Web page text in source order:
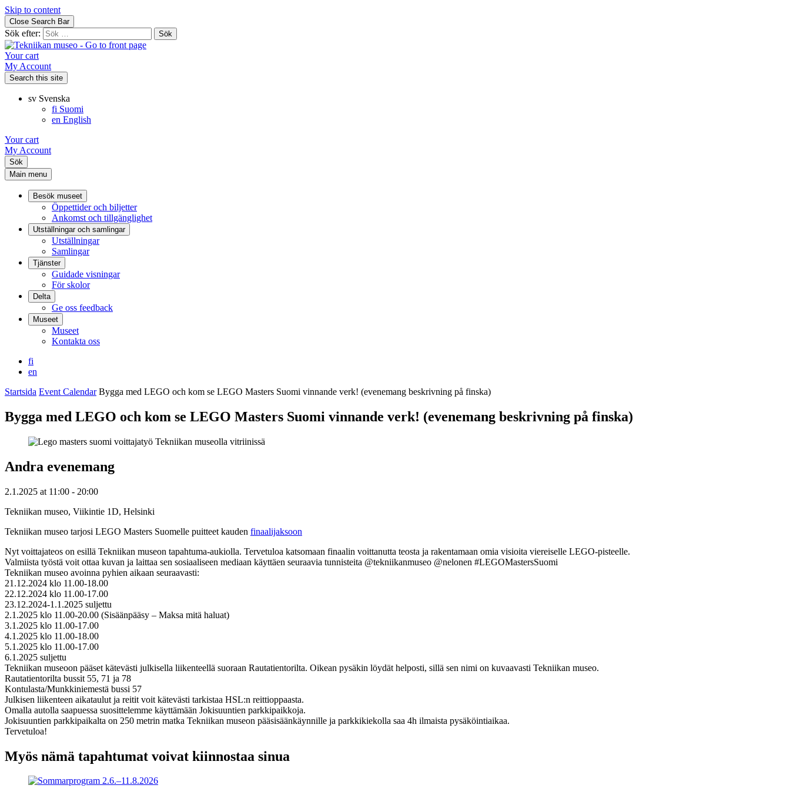
Skip to content
Close Search Bar
Sök efter:
Your cart
My Account
Search this site
sv Svenska
fi Suomi
en English
Your cart
My Account
Sök
Main menu
Besök museet
Öppettider och biljetter
Ankomst och tillgänglighet
Utställningar och samlingar
Utställningar
Samlingar
Tjänster
Guidade visningar
För skolor
Delta
Ge oss feedback
Museet
Museet
Kontakta oss
fi
en
Startsida Event Calendar Bygga med LEGO och kom se LEGO Masters Suomi vinnande verk! (evenemang beskrivning på finska)
Bygga med LEGO och kom se LEGO Masters Suomi vinnande verk! (evenemang beskrivning på finska)
Andra evenemang
2.1.2025 at 11:00 - 20:00
Tekniikan museo, Viikintie 1D, Helsinki
Tekniikan museo tarjosi LEGO Masters Suomelle puitteet kauden finaalijaksoon
Nyt voittajateos on esillä Tekniikan museon tapahtuma-aukiolla. Tervetuloa katsomaan finaalin voittanutta teosta ja rakentamaan omia visioita viereiselle LEGO-pisteelle.
Valmiista työstä voit ottaa kuvan ja laittaa sen sosiaaliseen mediaan käyttäen seuraavia tunnisteita @tekniikanmuseo @nelonen #LEGOMastersSuomi
Tekniikan museo avoinna pyhien aikaan seuraavasti:
21.12.2024 klo 11.00-18.00
22.12.2024 klo 11.00-17.00
23.12.2024-1.1.2025 suljettu
2.1.2025 klo 11.00-20.00 (Sisäänpääsy – Maksa mitä haluat)
3.1.2025 klo 11.00-17.00
4.1.2025 klo 11.00-18.00
5.1.2025 klo 11.00-17.00
6.1.2025 suljettu
Tekniikan museoon pääset kätevästi julkisella liikenteellä suoraan Rautatientorilta. Oikean pysäkin löydät helposti, sillä sen nimi on kuvaavasti Tekniikan museo.
Rautatientorilta bussit 55, 71 ja 78
Kontulasta/Munkkiniemestä bussi 57
Julkisen liikenteen aikataulut ja reitit voit kätevästi tarkistaa HSL:n reittioppaasta.
Omalla autolla saapuessa suosittelemme käyttämään Jokisuuntien parkkipaikkoja.
Jokisuuntien parkkipaikalta on 250 metrin matka Tekniikan museon pääsisäänkäynnille ja parkkikiekolla saa 4h ilmaista pysäköintiaikaa.
Tervetuloa!
Myös nämä tapahtumat voivat kiinnostaa sinua